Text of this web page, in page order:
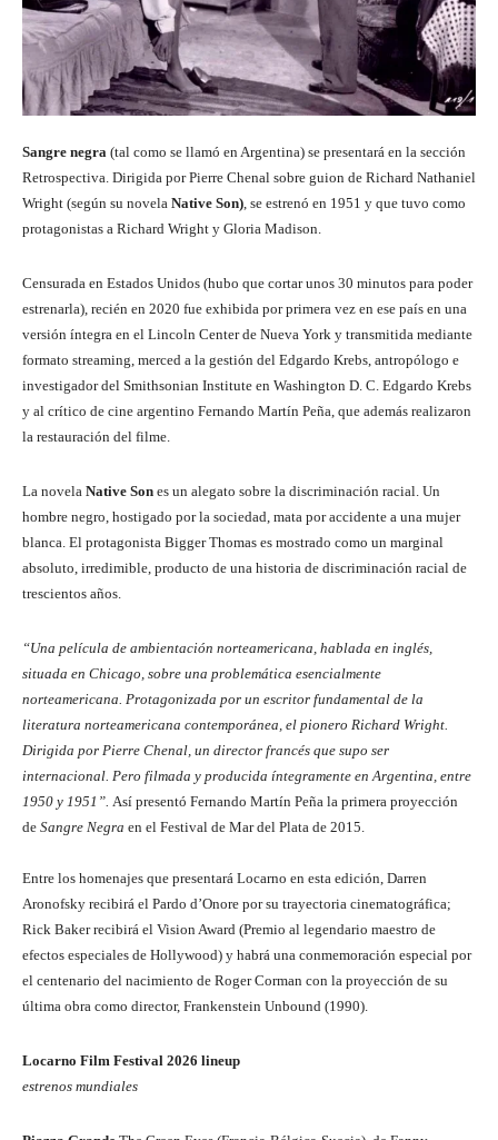
Sangre negra (tal como se llamó en Argentina) se presentará en la sección
Retrospectiva. Dirigida por Pierre Chenal sobre guion de Richard Nathaniel
Wright (según su novela Native Son) , se estrenó en 1951 y que tuvo como
protagonistas a Richard Wright y Gloria Madison.
Censurada en Estados Unidos (hubo que cortar unos 30 minutos para poder
estrenarla), recién en 2020 fue exhibida por primera vez en ese país en una
versión íntegra en el Lincoln Center de Nueva York y transmitida mediante
formato streaming, merced a la gestión del Edgardo Krebs, antropólogo e
investigador del Smithsonian Institute en Washington D. C. Edgardo Krebs
y al crítico de cine argentino Fernando Martín Peña, que además realizaron
la restauración del filme.
La novela Native Son es un alegato sobre la discriminación racial. Un
hombre negro, hostigado por la sociedad, mata por accidente a una mujer
blanca. El protagonista Bigger Thomas es mostrado como un marginal
absoluto, irredimible, producto de una historia de discriminación racial de
trescientos años.
“Una película de ambientación norteamericana, hablada en inglés,
situada en Chicago, sobre una problemática esencialmente
norteamericana. Protagonizada por un escritor fundamental de la
literatura norteamericana contemporánea, el pionero Richard Wright.
Dirigida por Pierre Chenal, un director francés que supo ser
internacional. Pero filmada y producida íntegramente en Argentina, entre
1950 y 1951”. Así presentó Fernando Martín Peña la primera proyección
de Sangre Negra en el Festival de Mar del Plata de 2015.
Entre los homenajes que presentará Locarno en esta edición, Darren
Aronofsky recibirá el Pardo d’Onore por su trayectoria cinematográfica;
Rick Baker recibirá el Vision Award (Premio al legendario maestro de
efectos especiales de Hollywood) y habrá una conmemoración especial por
el centenario del nacimiento de Roger Corman con la proyección de su
última obra como director, Frankenstein Unbound (1990).
Locarno Film Festival 2026 lineup
estrenos mundiales